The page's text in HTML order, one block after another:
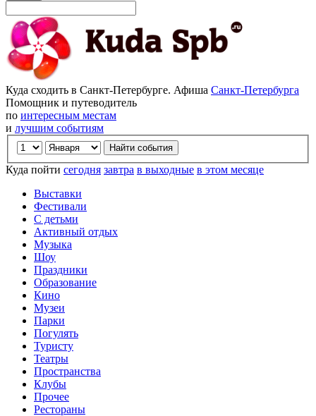
Куда сходить в Санкт-Петербурге. Афиша Санкт-Петербурга
Помощник и путеводитель
по интересным местам
и лучшим событиям
Куда пойти сегодня завтра в выходные в этом месяце
Выставки
Фестивали
С детьми
Активный отдых
Музыка
Шоу
Праздники
Образование
Кино
Музеи
Парки
Погулять
Туристу
Театры
Пространства
Клубы
Прочее
Рестораны